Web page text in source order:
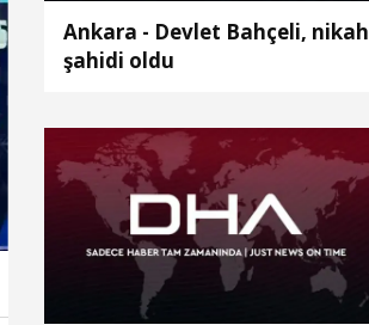
Ankara - Devlet Bahçeli, nikah
şahidi oldu